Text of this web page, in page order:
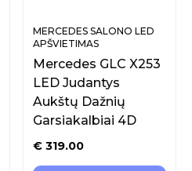
MERCEDES SALONO LED
APŠVIETIMAS
Mercedes GLC X253
LED Judantys
Aukštų Dažnių
Garsiakalbiai 4D
€ 319.00